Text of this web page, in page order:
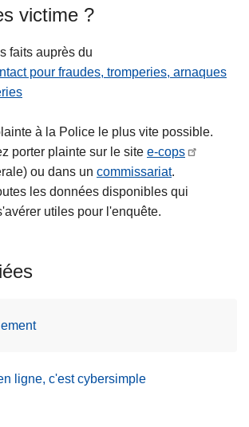
victime ?
faits auprès du
pour fraudes, tromperies, arnaques
à la Police le plus vite possible.
porter plainte sur le site e-cops
ou dans un commissariat.
les données disponibles qui
utiles pour l'enquête.
ligne, c'est cybersimple